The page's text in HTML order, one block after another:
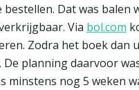
Dat was balen
Via bol.com
Zodra het boek dan
planning daarvoor
minstens nog 5 weken